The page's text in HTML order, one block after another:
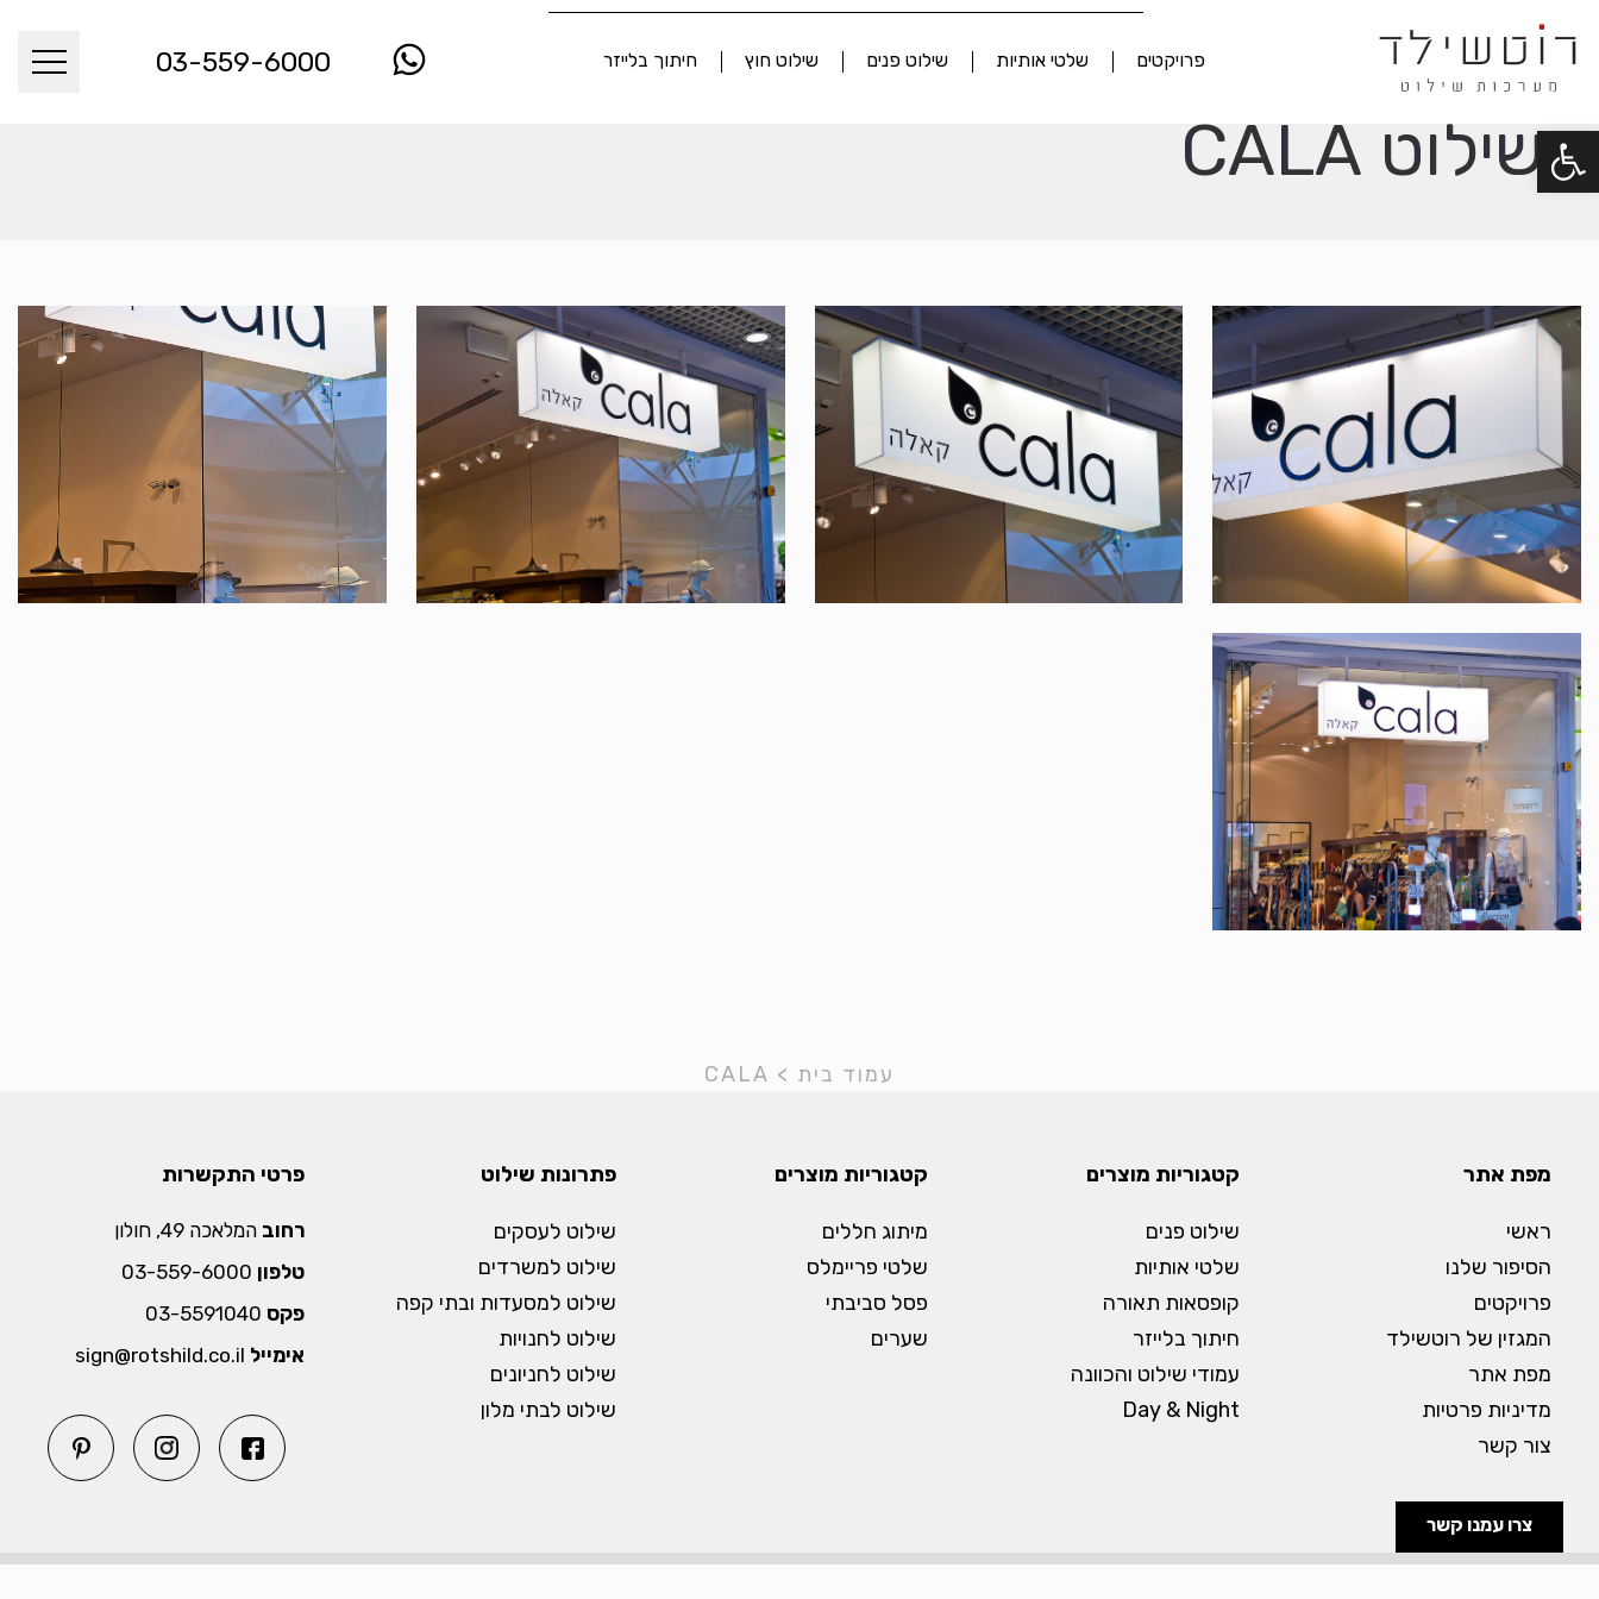
פתח סרגל נגישות
פרויקטים שלטי אותיות שילוט פנים שילוט חוץ חיתוך בלייזר 03-559-6000
צרו עמנו קשר
שילוט CALA
עמוד בית >
CALA
מפת אתר
ראשי
הסיפור שלנו
פרויקטים
המגזין של רוטשילד
מפת אתר
מדיניות פרטיות
צור קשר
קטגוריות מוצרים
שילוט פנים
שלטי אותיות
קופסאות תאורה
חיתוך בלייזר
עמודי שילוט והכוונה
Day & Night
קטגוריות מוצרים
מיתוג חללים
שלטי פריימלס
פסל סביבתי
שערים
פתרונות שילוט
שילוט לעסקים
שילוט למשרדים
שילוט למסעדות ובתי קפה
שילוט לחנויות
שילוט לחניונים
שילוט לבתי מלון
פרטי התקשרות
רחוב המלאכה 49, חולון
טלפון 03-559-6000
פקס 03-5591040
אימייל sign@rotshild.co.il